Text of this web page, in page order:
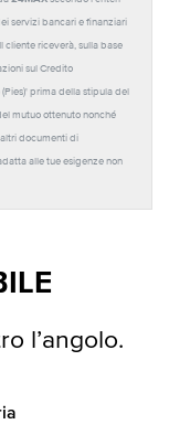
servizi bancari e finanziari
riceverà, sulla base
sul Credito
prima della stipula del
mutuo ottenuto nonché
documenti di
alle tue esigenze non
l’angolo.